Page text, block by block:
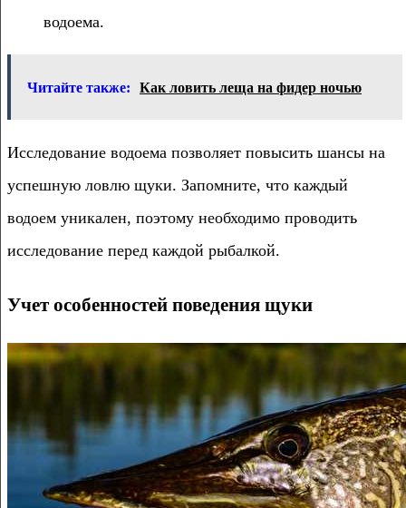
водоема.
Читайте также: Как ловить леща на фидер ночью
Исследование водоема позволяет повысить шансы на
успешную ловлю щуки. Запомните, что каждый
водоем уникален, поэтому необходимо проводить
исследование перед каждой рыбалкой.
Учет особенностей поведения щуки